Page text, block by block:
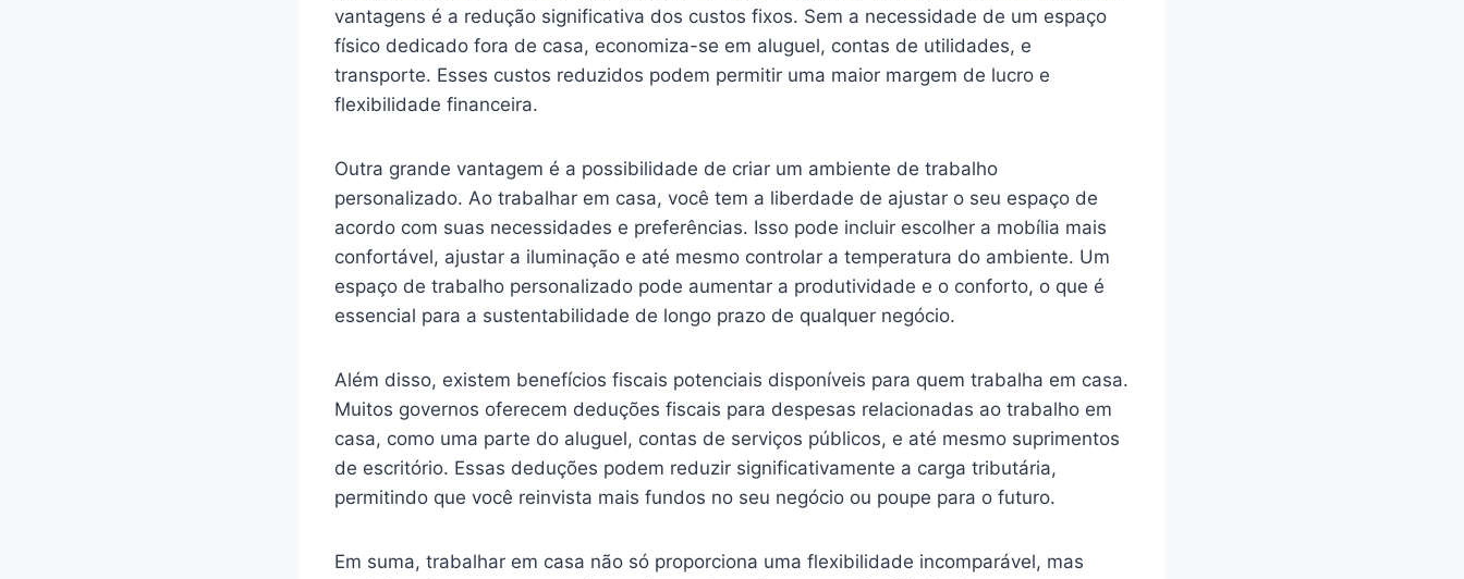
vantagens é a redução significativa dos custos fixos. Sem a necessidade de um espaço
físico dedicado fora de casa, economiza-se em aluguel, contas de utilidades, e
transporte. Esses custos reduzidos podem permitir uma maior margem de lucro e
flexibilidade financeira.
Outra grande vantagem é a possibilidade de criar um ambiente de trabalho
personalizado. Ao trabalhar em casa, você tem a liberdade de ajustar o seu espaço de
acordo com suas necessidades e preferências. Isso pode incluir escolher a mobília mais
confortável, ajustar a iluminação e até mesmo controlar a temperatura do ambiente. Um
espaço de trabalho personalizado pode aumentar a produtividade e o conforto, o que é
essencial para a sustentabilidade de longo prazo de qualquer negócio.
Além disso, existem benefícios fiscais potenciais disponíveis para quem trabalha em casa.
Muitos governos oferecem deduções fiscais para despesas relacionadas ao trabalho em
casa, como uma parte do aluguel, contas de serviços públicos, e até mesmo suprimentos
de escritório. Essas deduções podem reduzir significativamente a carga tributária,
permitindo que você reinvista mais fundos no seu negócio ou poupe para o futuro.
Em suma, trabalhar em casa não só proporciona uma flexibilidade incomparável, mas